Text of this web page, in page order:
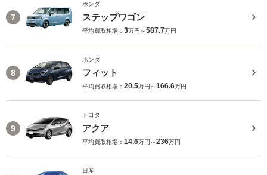
7
ホンダ
ステップワゴン
平均買取相場： 3万円～587.7万円
8
ホンダ
フィット
平均買取相場： 20.5万円～166.6万円
9
トヨタ
アクア
平均買取相場： 14.6万円～236万円
日産